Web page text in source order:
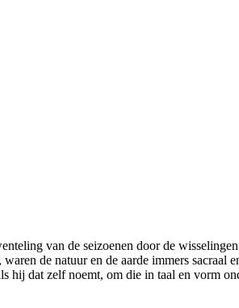
van de seizoenen door de
de natuur en de aarde immers sacraal
hij dat zelf noemt, om die in taal en vorm